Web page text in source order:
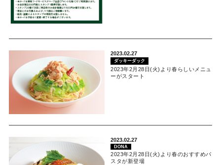
2023.02.27
ダッキーダック
2023年2月28日(火)より春らしいメニュ
ーがスタート
2023.02.27
DONA
2023年2月28日(火)より春のおすすめパ
スタが新登場